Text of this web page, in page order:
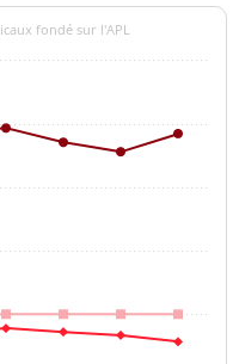
fondé sur l'APL